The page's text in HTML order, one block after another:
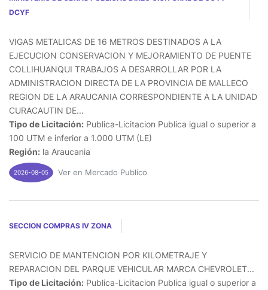
DCYF
VIGAS METALICAS DE 16 METROS DESTINADOS A LA
EJECUCION CONSERVACION Y MEJORAMIENTO DE PUENTE
COLLIHUANQUI TRABAJOS A DESARROLLAR POR LA
ADMINISTRACION DIRECTA DE LA PROVINCIA DE MALLECO
REGION DE LA ARAUCANIA CORRESPONDIENTE A LA UNIDAD
CURACAUTIN DE...
Tipo de Licitación: Publica-Licitacion Publica igual o superior a
100 UTM e inferior a 1.000 UTM (LE)
Región: la Araucania
2026-08-05 Ver en Mercado Publico
SECCION COMPRAS IV ZONA
SERVICIO DE MANTENCION POR KILOMETRAJE Y
REPARACION DEL PARQUE VEHICULAR MARCA CHEVROLET...
Tipo de Licitación: Publica-Licitacion Publica igual o superior a